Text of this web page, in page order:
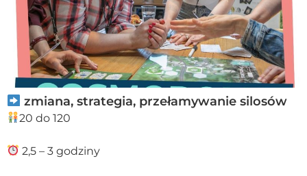
zmiana, strategia, przełamywanie silosów
20 do 120
2,5 – 3 godziny